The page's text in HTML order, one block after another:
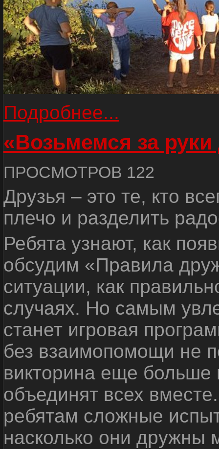
Подробнее...
«Возьмемся за руки
ПРОСМОТРОВ 122
Друзья – это те, кто
плечо и разделить
Ребята узнают, как
обсудим «Правила
ситуации, как
случаях. Но самым
станет игровая
без взаимопомощи не
викторина еще
объединят всех
ребятам сложные
насколько они дружны